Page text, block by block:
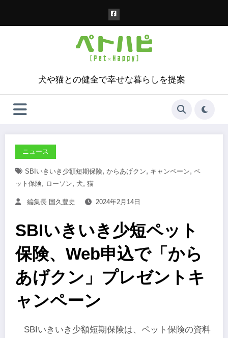
犬や猫との健全で幸せな暮らしを提案
ニュース
SBIいきいき少額短期保険, からあげクン, キャンペーン, ペ
ット保険, ローソン, 犬, 猫
編集長 国久豊史 2024年2月14日
SBIいきいき少短ペット
保険、Web申込で「から
あげクン」プレゼントキ
ャンペーン
SBIいきいき少額短期保険は、ペット保険の資料